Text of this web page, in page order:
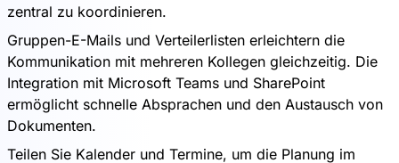
zentral zu koordinieren.
Gruppen-E-Mails und Verteilerlisten erleichtern die
Kommunikation mit mehreren Kollegen gleichzeitig. Die
Integration mit Microsoft Teams und SharePoint
ermöglicht schnelle Absprachen und den Austausch von
Dokumenten.
Teilen Sie Kalender und Termine, um die Planung im